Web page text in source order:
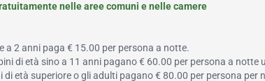
nelle aree comuni e nelle camere
a 2 anni paga € 15.00 per persona a notte.
di età sino a 11 anni pagano € 60.00 per persona a notte
di età superiore o gli adulti pagano € 80.00 per persona per